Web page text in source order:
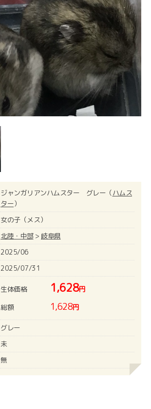
ジャンガリアンハムスター グレー（ハムス
ター）
女の子（メス）
北陸・中部> 岐阜県
2025/06
2025/07/31
生体価格 1,628円
総額
1,628円
グレー
未
無